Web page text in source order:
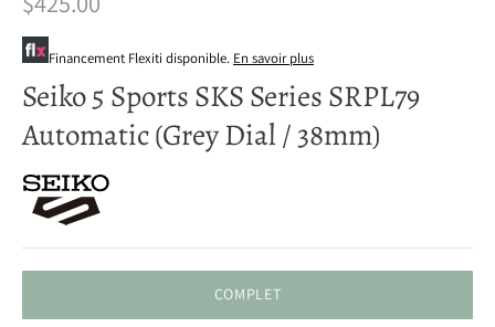
Financement Flexiti disponible. En savoir plus
Seiko 5 Sports SKS Series SRPL79
Automatic (Grey Dial / 38mm)
COMPLET